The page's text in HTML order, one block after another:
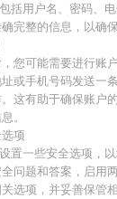
括用户名、密码、
完整的信息，以确
您可能需要进行账户
或手机号码发送一
这有助于确保账户
。
项
置一些安全选项，以
问题和答案，启用
选项，并妥善保管